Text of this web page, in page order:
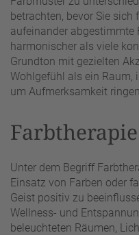
betrachten, bevor Sie sich
aufeinander abgestimmte
harmonischer als viele
Grundton mit gezielten
Wohlgefühl als ein Raum,
um Aufmerksamkeit
Unter dem Begriff
Einsatz von Farben oder
Geist positiv zu
Wellness- und
beleuchteten Räumen,